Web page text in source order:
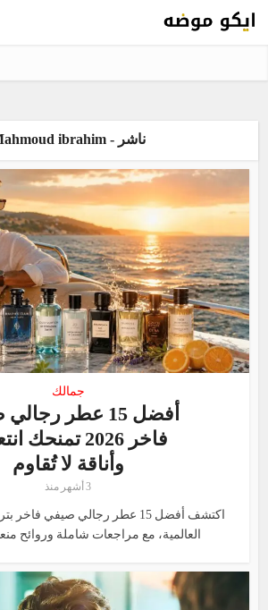
ناشر - Mahmoud ibrahim
جمالك
أفضل 15 عطر
فاخر 2026 تمنحك
وأناقة لا تُقاوم
3 أشهر منذ
العالمية، مع مراجعات شاملة وروائح